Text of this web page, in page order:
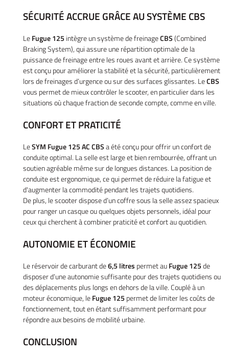
Accueil
Vélos
– Scooters
location
d’occasion
Services
votre véhicule
Actualités
Contact
UNE
REJOIGNEZ-
SÉCURITÉ ACCRUE GRÂCE AU SYSTÈME CBS
LeFugue 125 intègre un système de freinageCBS(Combined
Braking System), qui assure une répartition optimale de la
puissance de freinage entre les roues avant et arrière. Ce système
est conçu pour améliorer la stabilité et la sécurité, particulièrement
lors de freinages d’urgence ou sur des surfaces glissantes. LeCBS
vous permet de mieux contrôler le scooter, en particulier dans les
situations où chaque fraction de seconde compte, comme en ville.
CONFORT ET PRATICITÉ
LeSYM Fugue 125 AC CBSa été conçu pour offrir un confort de
conduite optimal. La selle est large et bien rembourrée, offrant un
soutien agréable même sur de longues distances. La position de
conduite est ergonomique, ce qui permet de réduire la fatigue et
d'augmenter la commodité pendant les trajets quotidiens.
De plus, le scooter dispose d’un coffre sous la selle assez spacieux
pour ranger un casque ou quelques objets personnels, idéal pour
ceux qui cherchent à combiner praticité et confort au quotidien.
AUTONOMIE ET ÉCONOMIE
Le réservoir de carburant de6,5 litres permet auFugue 125de
disposer d’une autonomie suffisante pour des trajets quotidiens ou
des déplacements plus longs en dehors de la ville. Couplé à un
moteur économique, leFugue 125 permet de limiter les coûts de
fonctionnement, tout en étant suffisamment performant pour
répondre aux besoins de mobilité urbaine.
CONCLUSION